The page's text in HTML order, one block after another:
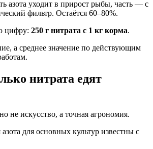
азота уходит в прирост рыбы, часть — с
фильтр. Остаётся 60–80%.
цифру: 250 г нитрата с 1 кг корма.
а среднее значение по действующим
нитрата едят
не искусство, а точная агрономия.
для основных культур известны с